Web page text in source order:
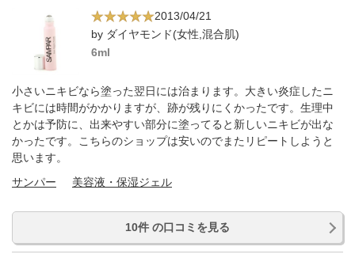
2013/04/21
by ダイヤモンド(女性,混合肌)
6ml
小さいニキビなら塗った翌日には治まります。大きい炎症したニ
キビには時間がかかりますが、跡が残りにくかったです。生理中
とかは予防に、出来やすい部分に塗ってると新しいニキビが出な
かったです。こちらのショップは安いのでまたリピートしようと
思います。
サンパー
美容液・保湿ジェル
10件 の口コミを見る